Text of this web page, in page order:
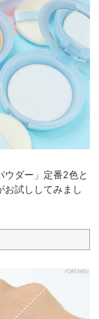
ウダー」定番2色と
お試ししてみまし